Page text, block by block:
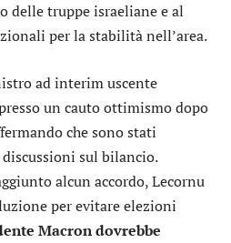
delle truppe israeliane e al
per la stabilità nell’area.
ad interim uscente
un cauto ottimismo dopo
che sono stati
sul bilancio.
alcun accordo, Lecornu
per evitare elezioni
Macron dovrebbe